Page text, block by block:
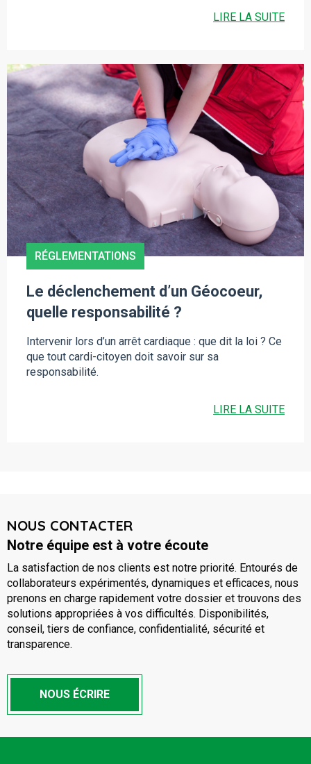
LIRE LA SUITE
RÉGLEMENTATIONS
Le déclenchement d’un Géocoeur,
quelle responsabilité ?
Intervenir lors d’un arrêt cardiaque : que dit la loi ? Ce
que tout cardi-citoyen doit savoir sur sa
responsabilité.
LIRE LA SUITE
NOUS CONTACTER
Notre équipe est à votre écoute
La satisfaction de nos clients est notre priorité. Entourés de
collaborateurs expérimentés, dynamiques et efficaces, nous
prenons en charge rapidement votre dossier et trouvons des
solutions appropriées à vos difficultés. Disponibilités,
conseil, tiers de confiance, confidentialité, sécurité et
transparence.
NOUS ÉCRIRE